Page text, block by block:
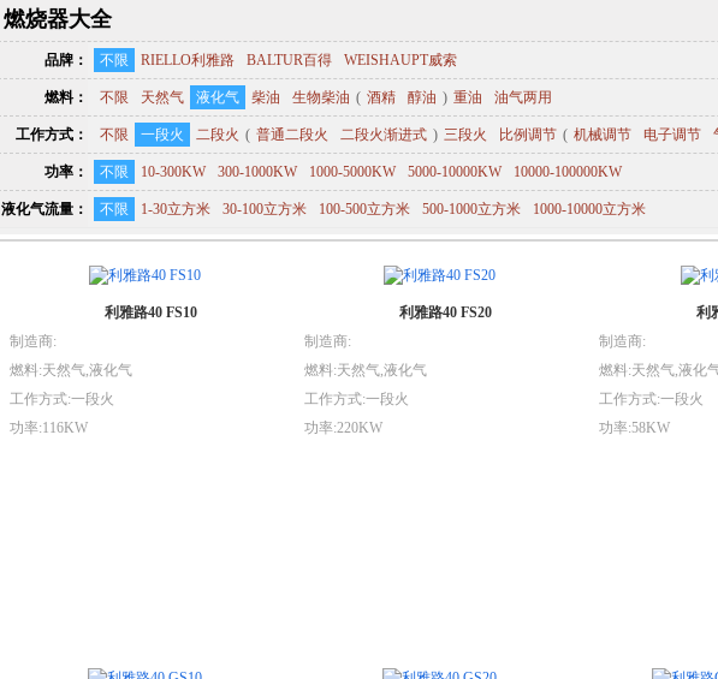
燃烧器大全
品牌： 不限 RIELLO利雅路 BALTUR百得 WEISHAUPT威索
燃料： 不限 天然气 液化气 柴油 生物柴油 ( 酒精 醇油 ) 重油 油气两用
工作方式： 不限 一段火 二段火 ( 普通二段火 二段火渐进式 ) 三段火 比例调节 ( 机械调节 电子调节
功率： 不限 10-300KW 300-1000KW 1000-5000KW 5000-10000KW 10000-100000KW
液化气流量： 不限 1-30立方米 30-100立方米 100-500立方米 500-1000立方米 1000-10000立方米
利雅路40 FS10
制造商:
燃料:天然气,液化气
工作方式:一段火
功率:116KW
利雅路40 FS20
制造商:
燃料:天然气,液化气
工作方式:一段火
功率:220KW
利
制造商:
燃料:天然气,液化
工作方式:一段火
功率:58KW